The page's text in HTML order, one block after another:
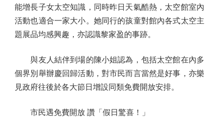
能增長子女太空知識，同時昨日天氣酷熱，太空館室內
活動也適合一家大小。她同行的孩童對館內各式太空主
題展品均感興趣，亦認識黎家盈的事跡。
與友人結伴到場的陳小姐認為，包括太空館在內多
個界別舉辦慶回歸活動，對市民而言當然是好事，亦樂
見政府往後於各大節日增設同類免費開放安排。
市民遇免費開放 讚「假日驚喜！」